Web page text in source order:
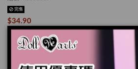
完售
$34.90